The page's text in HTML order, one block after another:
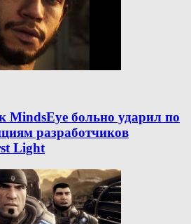
MindsEye больно ударил по
разработчиков
Light